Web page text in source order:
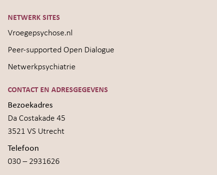
NETWERK SITES
Vroegepsychose.nl
Peer-supported Open Dialogue
Netwerkpsychiatrie
CONTACT EN ADRESGEGEVENS
Bezoekadres
Da Costakade 45
3521 VS Utrecht
Telefoon
030 – 2931626